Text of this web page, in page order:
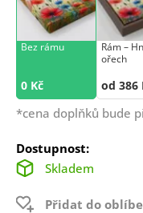
Bez rámu
0 Kč
Rám –⁠⁠⁠⁠⁠⁠
ořech
od 386
*cena doplňků bude
Dostupnost:
Skladem
Přidat do